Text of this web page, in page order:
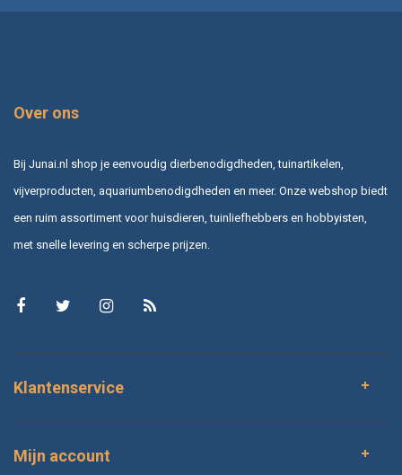
Over ons
Bij Junai.nl shop je eenvoudig dierbenodigdheden, tuinartikelen,
vijverproducten, aquariumbenodigdheden en meer. Onze webshop biedt
een ruim assortiment voor huisdieren, tuinliefhebbers en hobbyisten,
met snelle levering en scherpe prijzen.
Klantenservice
Mijn account